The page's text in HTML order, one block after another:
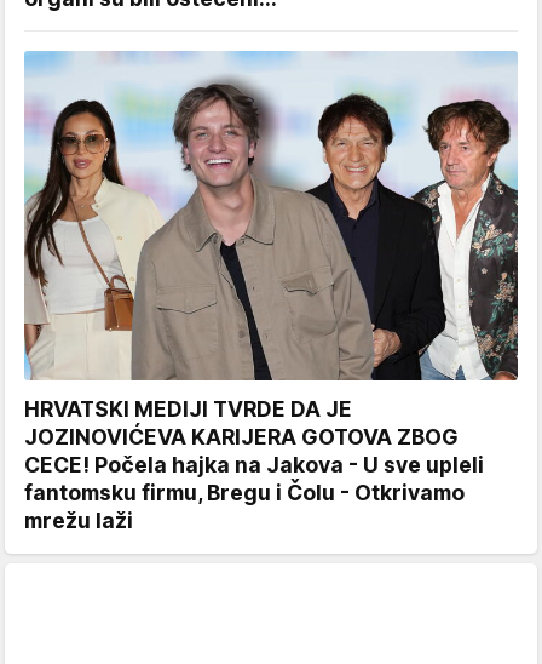
HRVATSKI MEDIJI TVRDE DA JE
JOZINOVIĆEVA KARIJERA GOTOVA ZBOG
CECE! Počela hajka na Jakova - U sve upleli
fantomsku firmu, Bregu i Čolu - Otkrivamo
mrežu laži